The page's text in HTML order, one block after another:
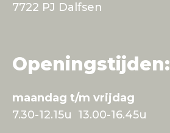
7722 PJ Dalfsen
Openingstijden:
maandag t/m vrijdag
7.30-12.15u 13.00-16.45u